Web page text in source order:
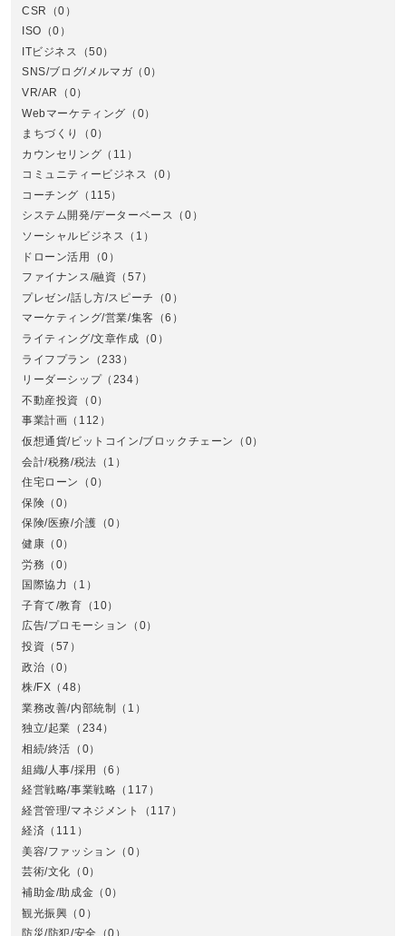
CSR
（0）
ISO （0）
ITビジネス
（50）
SNS/ブログ/メルマガ （0）
VR/AR
（0）
Webマーケティング （0）
まちづくり
（0）
カウンセリング （11）
コミュニティービジネス
（0）
コーチング （115）
システム開発/データーベース （0）
ソーシャルビジネス （1）
ドローン活用
（0）
ファイナンス/融資 （57）
プレゼン/話し方/スピーチ
（0）
マーケティング/営業/集客 （6）
ライティング/文章作成 （0）
ライフプラン
（233）
リーダーシップ（234）
不動産投資 （0）
事業計画 （112）
仮想通貨/ビットコイン/ブロックチェーン
（0）
会計/税務/税法 （1）
住宅ローン
（0）
保険 （0）
保険/医療/介護 （0）
健康 （0）
労務 （0）
国際協力 （1）
子育て/教育 （10）
広告/プロモーション
（0）
投資 （57）
政治 （0）
株/FX （48）
業務改善/内部統制 （1）
独立/起業 （234）
相続/終活 （0）
組織/人事/採用
（6）
経営戦略/事業戦略 （117）
経営管理/マネジメント
（117）
経済 （111）
美容/ファッション （0）
芸術/文化 （0）
補助金/助成金 （0）
観光振興 （0）